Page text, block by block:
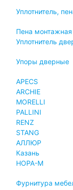
Уплотнитель,
Пена монтажная
Уплотнитель
Упоры дверные
APECS
ARCHIE
MORELLI
PALLINI
RENZ
STANG
АЛЛЮР
Казань
НОРА-М
Фурнитура